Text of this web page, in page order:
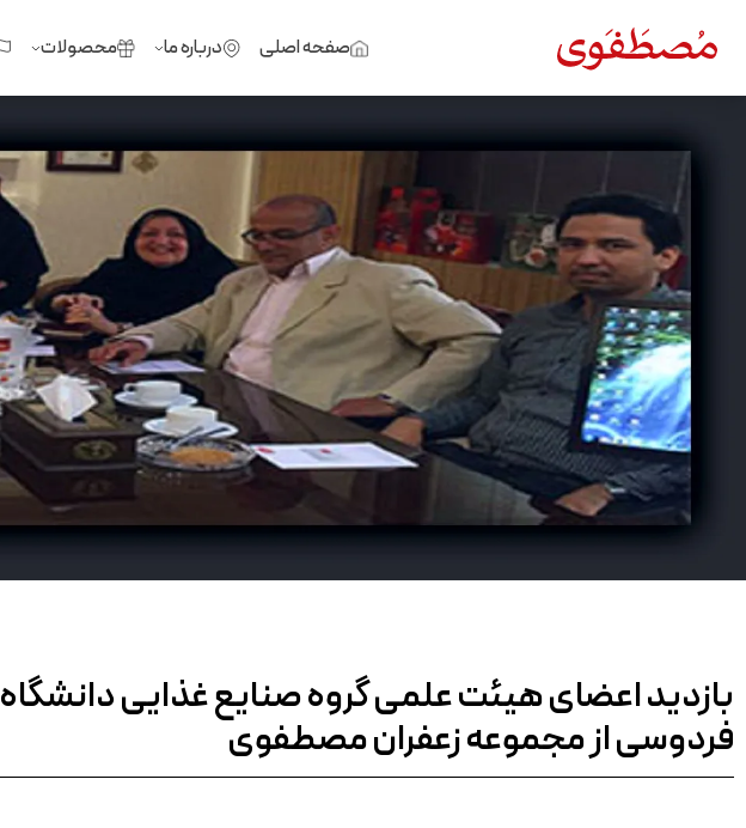
صفحه اصلی درباره ما محصولات
بازدید اعضای هیئت علمی گروه صنایع غذایی دانشگاه
فردوسی از مجموعه زعفران مصطفوی